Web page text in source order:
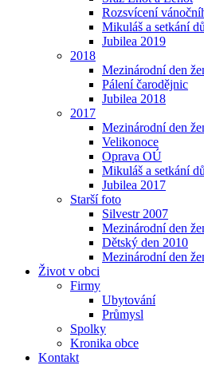
Rozsvícení
Mikuláš a setkání
Jubilea 2019
2018
Mezinárodní den
Pálení čarodějnic
Jubilea 2018
2017
Mezinárodní den
Velikonoce
Oprava OÚ
Mikuláš a setkání
Jubilea 2017
Starší foto
Silvestr 2007
Mezinárodní den
Dětský den 2010
Mezinárodní den
Život v obci
Firmy
Ubytování
Průmysl
Spolky
Kronika obce
Kontakt